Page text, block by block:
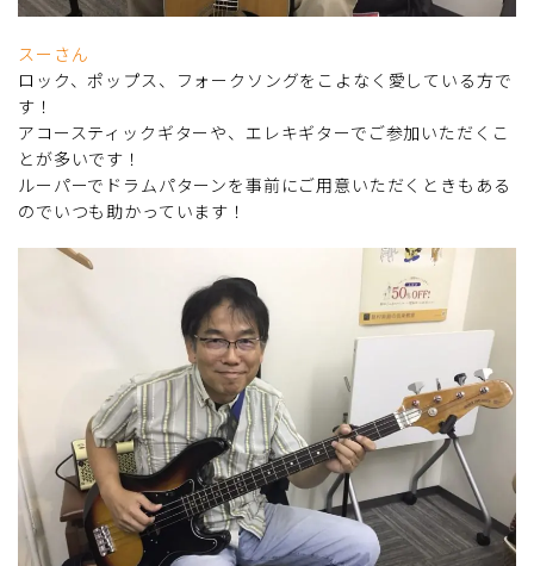
スーさん
ロック、ポップス、フォークソングをこよなく愛している方で
す！
アコースティックギターや、エレキギターでご参加いただくこ
とが多いです！
ルーパーでドラムパターンを事前にご用意いただくときもある
のでいつも助かっています！